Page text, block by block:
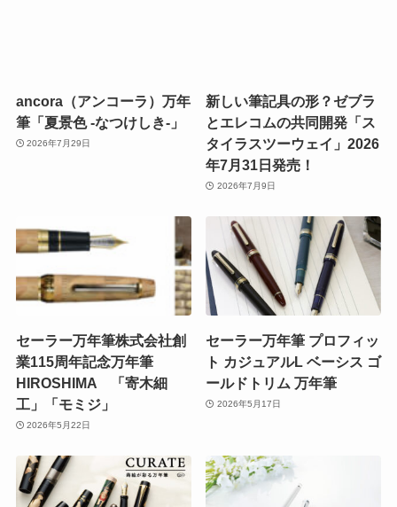
ancora（アンコーラ）万年
筆「夏景色 -なつけしき-」
2026年7月29日
新しい筆記具の形？ゼブラ
とエレコムの共同開発「ス
タイラスツーウェイ」2026
年7月31日発売！
2026年7月9日
セーラー万年筆株式会社創
業115周年記念万年筆
HIROSHIMA 「寄木細
工」「モミジ」
2026年5月22日
セーラー万年筆 プロフィッ
ト カジュアルL ベーシス ゴ
ールドトリム 万年筆
2026年5月17日